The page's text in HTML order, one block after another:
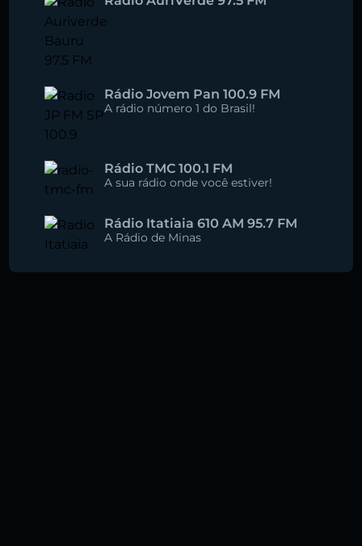
Rádio Jovem Pan 100.9 FM
A rádio número 1 do Brasil!
Rádio TMC 100.1 FM
A sua rádio onde você estiver!
Rádio Itatiaia 610 AM 95.7 FM
A Rádio de Minas